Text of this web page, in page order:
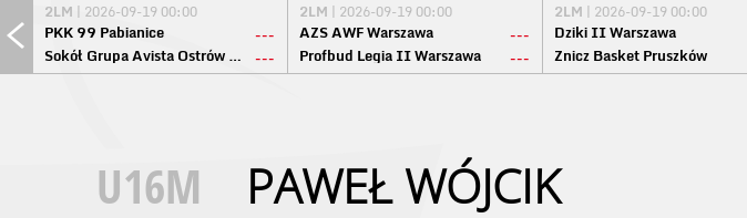
2LM | 2026-09-19 00:00
PKK 99 Pabianice
---
Sokół Grupa Avista Ostrów Maz. ---
2LM | 2026-09-19 00:00
AZS AWF Warszawa
---
Profbud Legia II Warszawa
---
2LM | 2026-09-19 00:00
Dziki II Warszawa
Znicz Basket Pruszków
U16M PAWEŁ WÓJCIK